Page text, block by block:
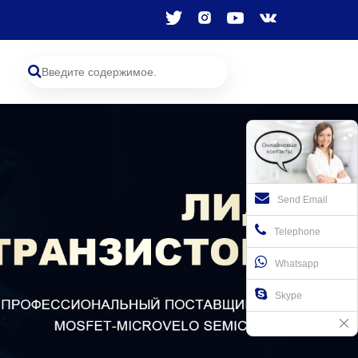
Send Email
Telephone
Whatsapp
Skype